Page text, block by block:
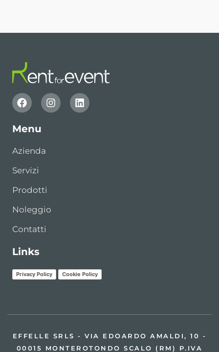
Menu
Azienda
Servizi
Prodotti
Noleggio
Contatti
Links
Privacy Policy Cookie Policy
EFFELLE SRLS - VIA EDOARDO AMALDI, 10 -
00015 MONTEROTONDO SCALO (RM) P.IVA